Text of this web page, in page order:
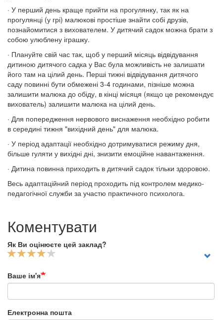
· У перший день краще прийти на прогулянку, так як на
прогулянці (у грі) малюкові простіше знайти собі друзів,
познайомитися з вихователем. У дитячий садок можна брати з
собою улюблену іграшку.
· Плануйте свій час так, щоб у перший місяць відвідування
дитиною дитячого садка у Вас була можливість не залишати
його там на цілий день. Перші тижні відвідування дитячого
саду повинні бути обмежені 3-4 годинами, пізніше можна
залишити малюка до обіду, в кінці місяця (якщо це рекомендує
вихователь) залишити малюка на цілий день.
· Для попередження нервового виснаження необхідно робити
в середині тижня "вихідний день" для малюка.
· У період адаптації необхідно дотримуватися режиму дня,
більше гуляти у вихідні дні, знизити емоційне навантаження.
· Дитина повинна приходить в дитячий садок тільки здоровою.
Весь адаптаційний період проходить під контролем медико-
педагогічної служби за участю практичного психолога.
Коментувати
Як Ви оцінюєте цей заклад?
Ваше ім'я
Електронна пошта